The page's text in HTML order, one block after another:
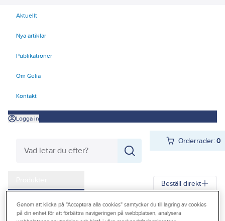
Aktuellt
Nya artiklar
Publikationer
Om Gelia
Kontakt
Logga in
Orderrader:0
Outlet
Beställ direkt
Gelia Produkter Förbrukningsvaror
Kemteknik
Genom att klicka på "Acceptera alla cookies" samtycker du till lagring av cookies
på din enhet för att förbättra navigeringen på webbplatsen, analysera